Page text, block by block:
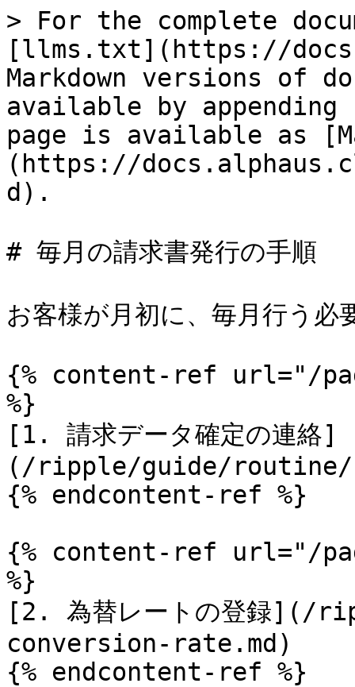
> For the complete
[llms.txt](https://
Markdown versions of
available by
page is available as
(https://
d).
# 毎月の請求書発行の手順
お客様が月初に、毎月行う必
{% content-ref url="/
%}
[1. 請求データ確定の連絡]
(/ripple/guide/routine/
{% endcontent-ref %}
{% content-ref url="/
%}
[2. 為替レートの登録
conversion-rate.md)
{% endcontent-ref %}